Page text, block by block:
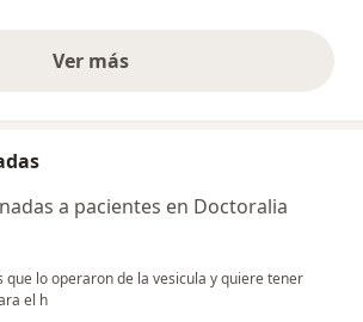
Ver másopiniones anteriores
a pacientes en Doctoralia
que lo operaron de la vesicula y quiere tener
el h